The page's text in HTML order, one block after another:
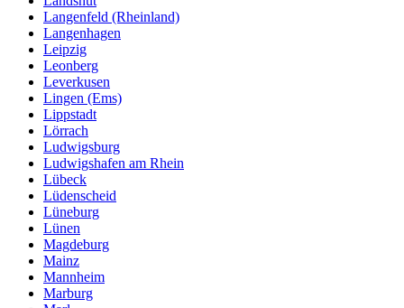
Langenfeld (Rheinland)
Langenhagen
Leipzig
Leonberg
Leverkusen
Lingen (Ems)
Lippstadt
Lörrach
Ludwigsburg
Ludwigshafen am Rhein
Lübeck
Lüdenscheid
Lüneburg
Lünen
Magdeburg
Mainz
Mannheim
Marburg